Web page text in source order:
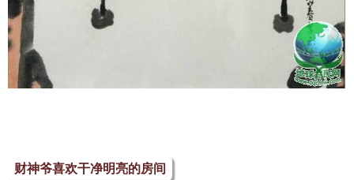
财神爷喜欢干净明亮的房间